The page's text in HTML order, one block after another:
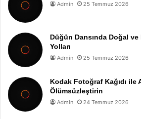
Admin 25 Temmuz 2026
Düğün Dansında Doğal
Yolları
Admin 25 Temmuz 2026
Kodak Fotoğraf Kağıdı ile
Ölümsüzleştirin
Admin 24 Temmuz 2026